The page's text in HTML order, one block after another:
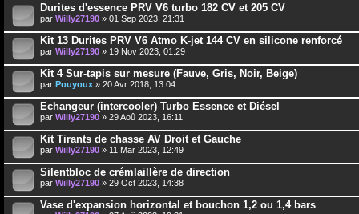
Durites d'essence PRV V6 turbo 182 CV et 205 CV
par Willy27190 » 01 Sep 2023, 21:31
Kit 13 Durites PRV V6 Atmo K-jet 144 CV en silicone renforcé
par Willy27190 » 19 Nov 2023, 01:29
Kit 4 Sur-tapis sur mesure (Fauve, Gris, Noir, Beige)
par Pouyoux » 20 Avr 2018, 13:04
Echangeur (intercooler) Turbo Essence et Diésel
par Willy27190 » 29 Aoû 2023, 16:11
Kit Tirants de chasse AV Droit et Gauche
par Willy27190 » 11 Mar 2023, 12:49
Silentbloc de crémlaillère de direction
par Willy27190 » 29 Oct 2023, 14:38
Vase d'expansion horizontal et bouchon 1,2 ou 1,4 bars